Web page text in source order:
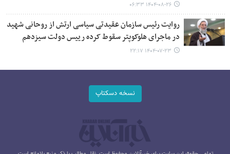
۱۴۰۴-۰۸-۲۶ ۰۶:۳۳
روایت رئیس سازمان عقیدتی سیاسی ارتش از روحانی شهید
در ماجرای هلوکوپتر سقوط کرده رییس دولت سیزدهم
۱۴۰۴-۰۷-۲۳ ۲۲:۱۷
نسخه دسکتاپ